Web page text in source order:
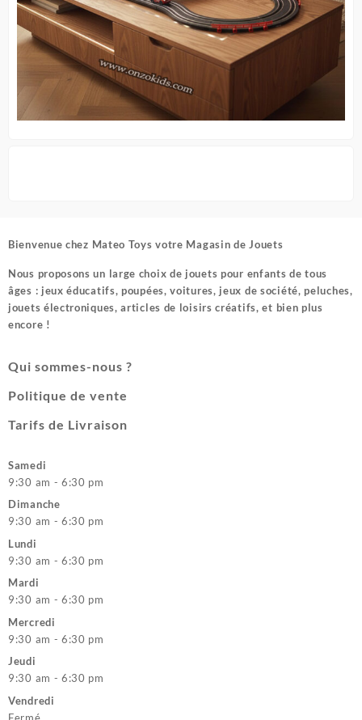
Bienvenue chez Mateo Toys votre Magasin de Jouets
Nous proposons un large choix de jouets pour enfants de tous
âges : jeux éducatifs, poupées, voitures, jeux de société, peluches,
jouets électroniques, articles de loisirs créatifs, et bien plus
encore !
Qui sommes-nous ?
Politique de vente
Tarifs de Livraison
Samedi
9:30 am - 6:30 pm
Dimanche
9:30 am - 6:30 pm
Lundi
9:30 am - 6:30 pm
Mardi
9:30 am - 6:30 pm
Mercredi
9:30 am - 6:30 pm
Jeudi
9:30 am - 6:30 pm
Vendredi